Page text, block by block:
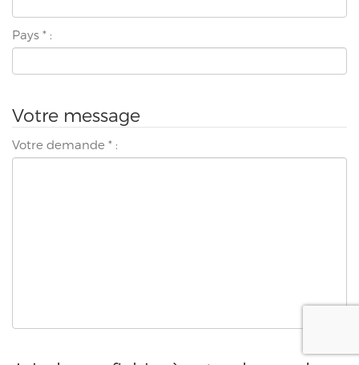
Pays * :
Votre message
Votre demande * :